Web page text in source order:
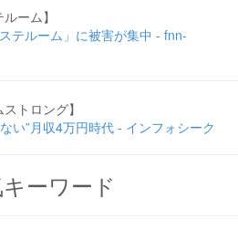
ーム】
テルーム」に被害が集中 - fnn-
トロング】
い”月収4万円時代 - インフォシーク
ーワード